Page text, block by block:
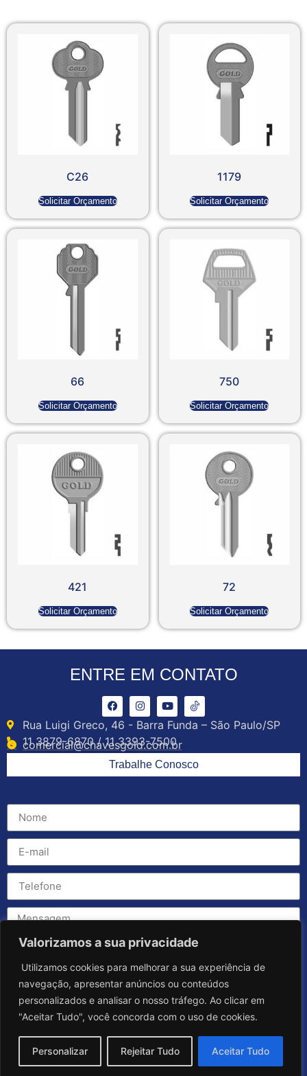
Valorizamos a sua privacidade
Utilizamos cookies para melhorar a sua experiência de
navegação, apresentar anúncios ou conteúdos
personalizados e analisar o nosso tráfego. Ao clicar em
"Aceitar Tudo", você concorda com o uso de cookies.
Personalizar Rejeitar Tudo Aceitar Tudo
C26
Solicitar Orçamento
1179
Solicitar Orçamento
66
Solicitar Orçamento
750
Solicitar Orçamento
421
Solicitar Orçamento
72
Solicitar Orçamento
ENTRE EM CONTATO
Rua Luigi Greco, 46 - Barra Funda – São Paulo/SP
11 3879-6870 / 11 3393-7500
comercial@chavesgold.com.br
Trabalhe Conosco
Enviar